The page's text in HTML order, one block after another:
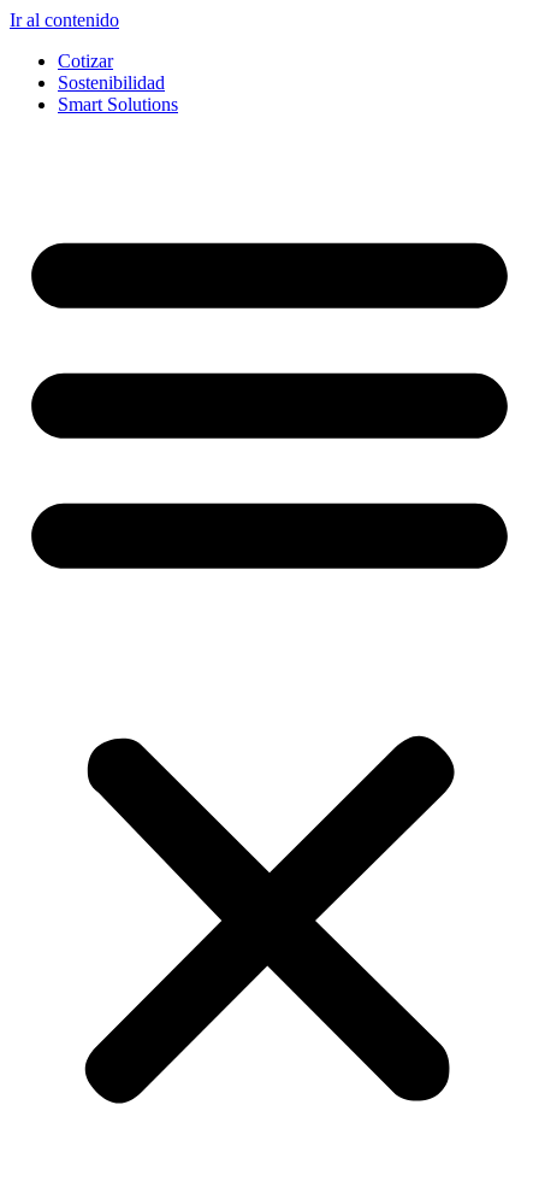
Ir al contenido
Cotizar
Sostenibilidad
Smart Solutions